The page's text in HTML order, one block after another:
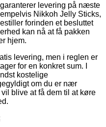
levering på næste
Nikkoh Jelly Sticks,
forinden et besluttet
kan nå at få pakken
hjem.
levering, men i reglen er
for en konkret sum. I
kostelige
om du er nær
blive at få dem til at køre